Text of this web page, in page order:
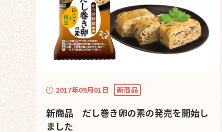
2017年09月01日 新商品
新商品 だし巻き卵の素の発売を開始し
ました